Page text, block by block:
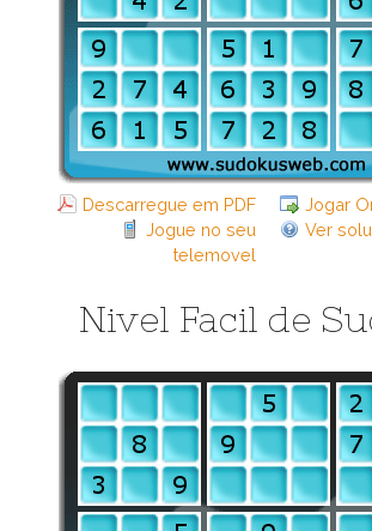
Descarregue em PDF
Jogar
Jogue no seu
telemovel
Ver
Nivel Facil de